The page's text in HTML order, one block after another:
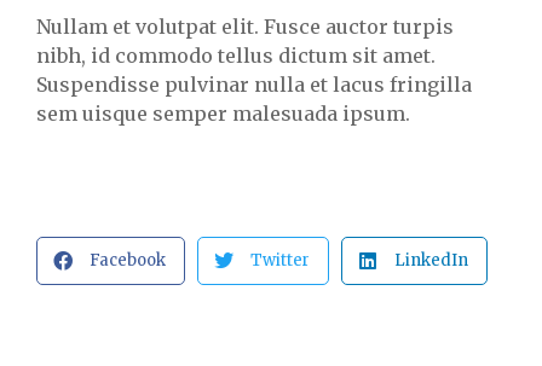
Nullam et volutpat elit. Fusce auctor turpis
nibh, id commodo tellus dictum sit amet.
Suspendisse pulvinar nulla et lacus fringilla
sem uisque semper malesuada ipsum.
Facebook Twitter LinkedIn